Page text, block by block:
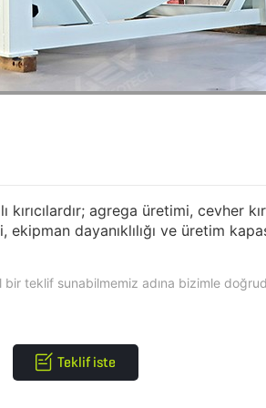
kırıcılardır; agrega üretimi,
dayanıklılığı ve üretim
teklif sunabilmemiz adına bizimle
Teklif iste